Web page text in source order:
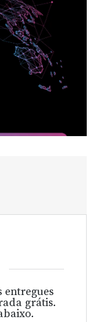
entregues
grátis.